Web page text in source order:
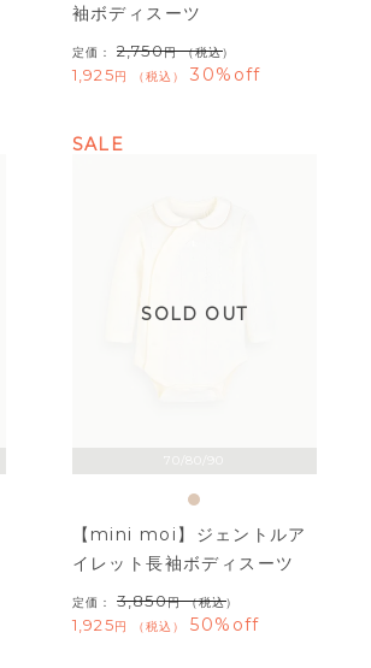
袖ボディスーツ
定価： 2,750 （税込）
1,925 税込 30%off
70/80/90
SOLD OUT
SALE
【mini moi】ジェントルア
イレット長袖ボディスーツ
定価： 3,850 （税込）
1,925 税込 50%off